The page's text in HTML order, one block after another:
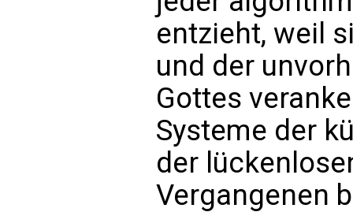
entzieht, weil
und der
Gottes
Systeme der
der
Vergangenen